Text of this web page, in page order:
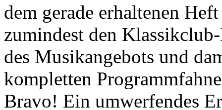
dem gerade erhaltenen
zumindest den
des Musikangebots und
kompletten
Bravo! Ein umwerfendes